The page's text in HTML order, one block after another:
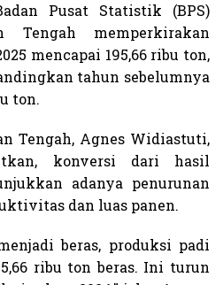
Pusat Statistik (BPS)
Tengah memperkirakan
mencapai 195,66 ribu ton,
tahun sebelumnya
ton.
Tengah, Agnes Widiastuti,
konversi dari hasil
adanya penurunan
dan luas panen.
beras, produksi padi
ribu ton beras. Ini turun